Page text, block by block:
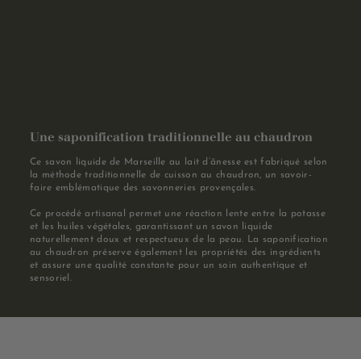
Une saponification traditionnelle au chaudron
Ce savon liquide de Marseille au lait d’ânesse est fabriqué selon
la méthode traditionnelle de cuisson au chaudron, un savoir-
faire emblématique des savonneries provençales.
Ce procédé artisanal permet une réaction lente entre la potasse
et les huiles végétales, garantissant un savon liquide
naturellement doux et respectueux de la peau. La saponification
au chaudron préserve également les propriétés des ingrédients
et assure une qualité constante pour un soin authentique et
sensoriel.